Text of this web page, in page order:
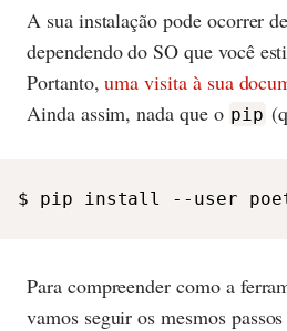
A sua instalação pode ocorrer
dependendo do SO que você
Portanto,uma visita à sua
Ainda assim, nada que o pip
$ pip install --user
Para compreender como a
vamos seguir os mesmos